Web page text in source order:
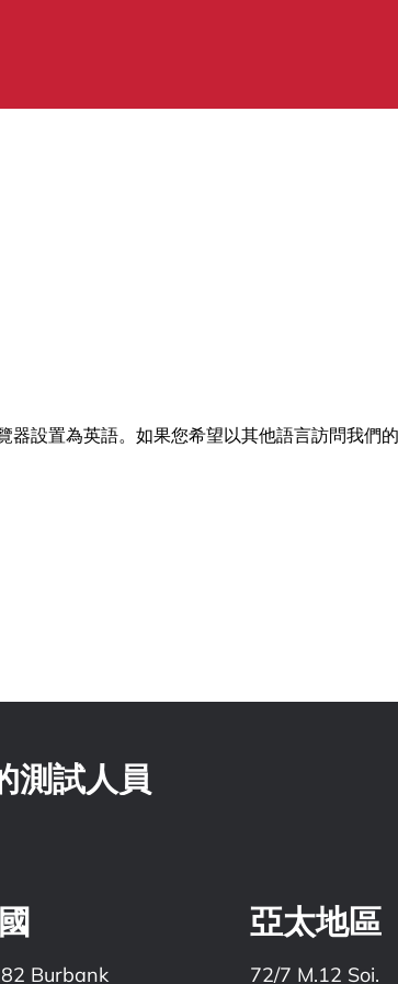
設置為英語。如果您希望以其他語言訪問我們
測試人員
Burbank
亞太地區
72/7 M.12 Soi.